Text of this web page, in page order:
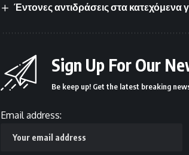
Έντονες αντιδράσεις στα κατεχόμενα
Sign Up For Our
Be keep up! Get the latest breaking
Email address: